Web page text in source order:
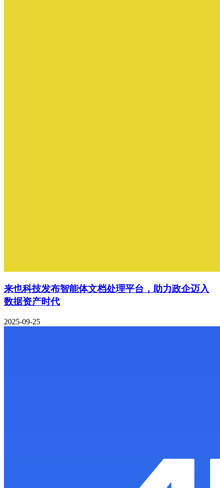
来也科技发布智能体文档处理平台，助力政企迈入
数据资产时代
2025-09-25